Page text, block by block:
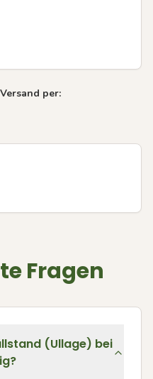
Versand per:
Fragen
(Ullage) bei